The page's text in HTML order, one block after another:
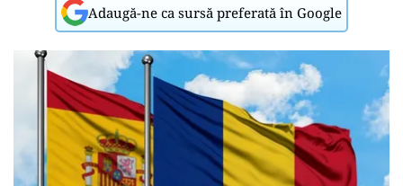
Adaugă-ne ca sursă preferată în Google